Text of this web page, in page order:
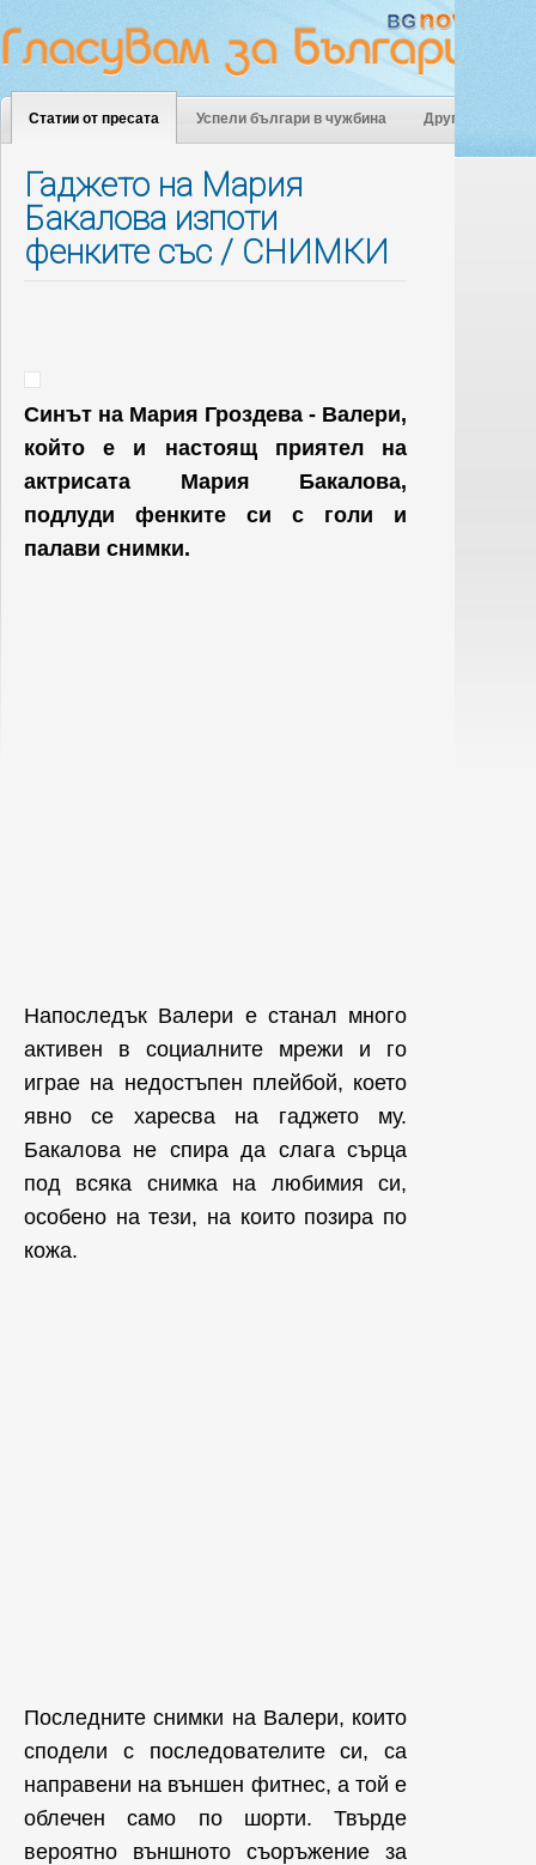
Статии от пресата Успели българи в чужбина Други
Гаджето на Мария
Бакалова изпоти
фенките със / СНИМКИ
Синът на Мария Гроздева - Валери,
който е и настоящ приятел на
актрисата Мария Бакалова,
подлуди фенките си с голи и
палави снимки.
Напоследък Валери е станал много
активен в социалните мрежи и го
играе на недостъпен плейбой, което
явно се харесва на гаджето му.
Бакалова не спира да слага сърца
под всяка снимка на любимия си,
особено на тези, на които позира по
кожа.
Последните снимки на Валери, които
сподели с последователите си, са
направени на външен фитнес, а той е
облечен само по шорти. Твърде
вероятно външното съоръжение за